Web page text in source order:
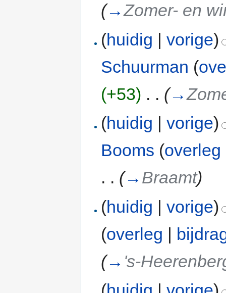
(→Zomer- en
(huidig |vorige)
Schuurman (
(+53) . . (→
(huidig |vorige)
Booms (overleg
. . (→ Braamt)
(huidig |vorige)
(overleg |
(→ 's-